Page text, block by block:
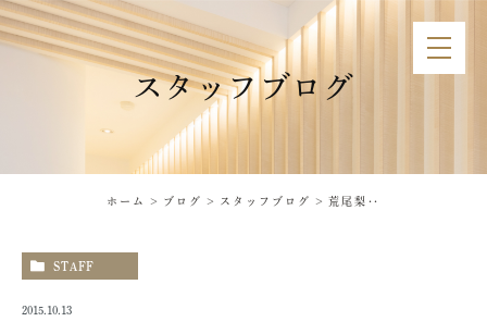
スタッフブログ
ホーム ブログ スタッフブログ 荒尾梨‥
STAFF
2015.10.13